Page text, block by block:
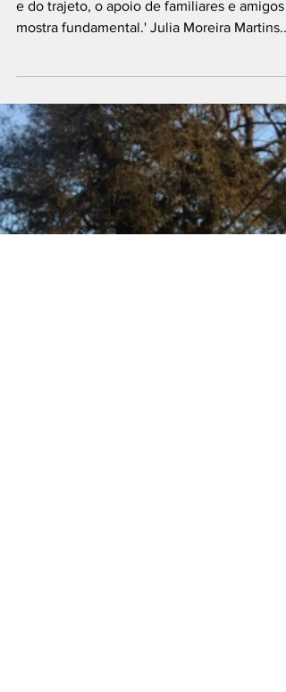
iniciacaoaojornali
17 de out. de 2022
2 min de leitura
Os obstáculos no
caminho da cura